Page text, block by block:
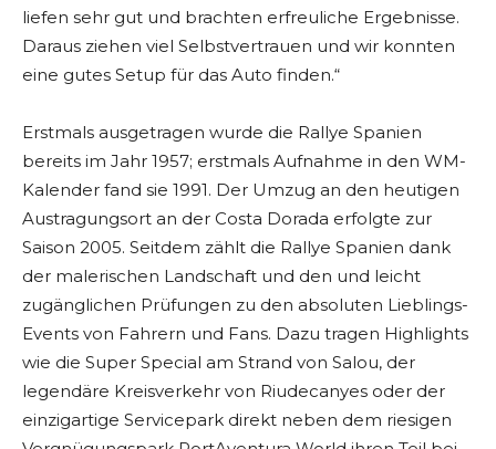
liefen sehr gut und brachten erfreuliche Ergebnisse.
Daraus ziehen viel Selbstvertrauen und wir konnten
eine gutes Setup für das Auto finden.“
Erstmals ausgetragen wurde die Rallye Spanien
bereits im Jahr 1957; erstmals Aufnahme in den WM-
Kalender fand sie 1991. Der Umzug an den heutigen
Austragungsort an der Costa Dorada erfolgte zur
Saison 2005. Seitdem zählt die Rallye Spanien dank
der malerischen Landschaft und den und leicht
zugänglichen Prüfungen zu den absoluten Lieblings-
Events von Fahrern und Fans. Dazu tragen Highlights
wie die Super Special am Strand von Salou, der
legendäre Kreisverkehr von Riudecanyes oder der
einzigartige Servicepark direkt neben dem riesigen